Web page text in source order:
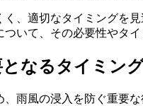
、適切なタイミングを見
いて、その必要性やタ
なるタイミン
雨風の浸入を防ぐ重要な